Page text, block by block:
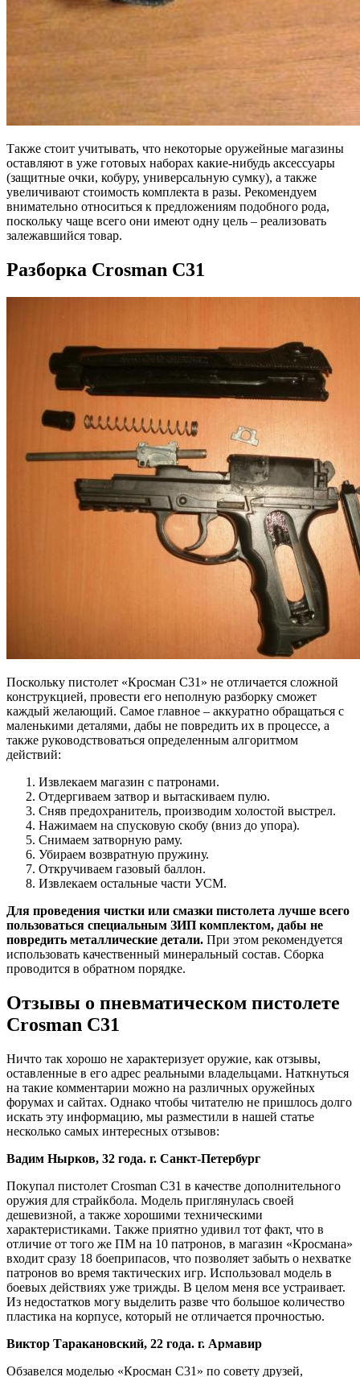
Также стоит учитывать, что некоторые оружейные магазины
оставляют в уже готовых наборах какие-нибудь аксессуары
(защитные очки, кобуру, универсальную сумку), а также
увеличивают стоимость комплекта в разы. Рекомендуем
внимательно относиться к предложениям подобного рода,
поскольку чаще всего они имеют одну цель – реализовать
залежавшийся товар.
Разборка Crosman C31
Поскольку пистолет «Кросман C31» не отличается сложной
конструкцией, провести его неполную разборку сможет
каждый желающий. Самое главное – аккуратно обращаться с
маленькими деталями, дабы не повредить их в процессе, а
также руководствоваться определенным алгоритмом
действий:
Извлекаем магазин с патронами.
Отдергиваем затвор и вытаскиваем пулю.
Сняв предохранитель, производим холостой выстрел.
Нажимаем на спусковую скобу (вниз до упора).
Снимаем затворную раму.
Убираем возвратную пружину.
Откручиваем газовый баллон.
Извлекаем остальные части УСМ.
Для проведения чистки или смазки пистолета лучше всего
пользоваться специальным ЗИП комплектом, дабы не
повредить металлические детали. При этом рекомендуется
использовать качественный минеральный состав. Сборка
проводится в обратном порядке.
Отзывы о пневматическом пистолете
Crosman C31
Ничто так хорошо не характеризует оружие, как отзывы,
оставленные в его адрес реальными владельцами. Наткнуться
на такие комментарии можно на различных оружейных
форумах и сайтах. Однако чтобы читателю не пришлось долго
искать эту информацию, мы разместили в нашей статье
несколько самых интересных отзывов:
Вадим Нырков, 32 года. г. Санкт-Петербург
Покупал пистолет Crosman C31 в качестве дополнительного
оружия для страйкбола. Модель приглянулась своей
дешевизной, а также хорошими техническими
характеристиками. Также приятно удивил тот факт, что в
отличие от того же ПМ на 10 патронов, в магазин «Кросмана»
входит сразу 18 боеприпасов, что позволяет забыть о нехватке
патронов во время тактических игр. Использовал модель в
боевых действиях уже трижды. В целом меня все устраивает.
Из недостатков могу выделить разве что большое количество
пластика на корпусе, который не отличается прочностью.
Виктор Таракановский, 22 года. г. Армавир
Обзавелся моделью «Кросман C31» по совету друзей,